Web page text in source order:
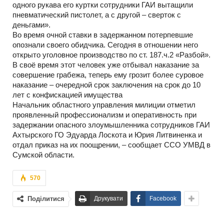
одного рукава его куртки сотрудники ГАИ вытащили
пневматический пистолет, а с другой – сверток с
деньгами».
Во время очной ставки в задержанном потерпевшие
опознали своего обидчика. Сегодня в отношении него
открыто уголовное производство по ст. 187.ч.2 «Разбой».
В своё время этот человек уже отбывал наказание за
совершение грабежа, теперь ему грозит более суровое
наказание – очередной срок заключения на срок до 10
лет с конфискацией имущества
Начальник областного управления милиции отметил
проявленный профессионализм и оперативность при
задержании опасного злоумышленника сотрудников ГАИ
Ахтырского ГО Эдуарда Лоскота и Юрия Литвиненка и
отдал приказ на их поощрении, – сообщает ССО УМВД в
Сумской области.
570
Поділитися Друкувати Facebook